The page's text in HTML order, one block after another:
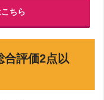
ちら
合評価2点以